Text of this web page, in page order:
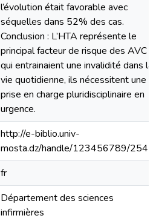
l’évolution était favorable avec
séquelles dans 52% des cas.
Conclusion : L’HTA représente le
principal facteur de risque des AVC
qui entrainaient une invalidité dans la
vie quotidienne, ils nécessitent une
prise en charge pluridisciplinaire en
urgence.
http://e-biblio.univ-
mosta.dz/handle/123456789/2545
fr
Département des sciences
infirmières